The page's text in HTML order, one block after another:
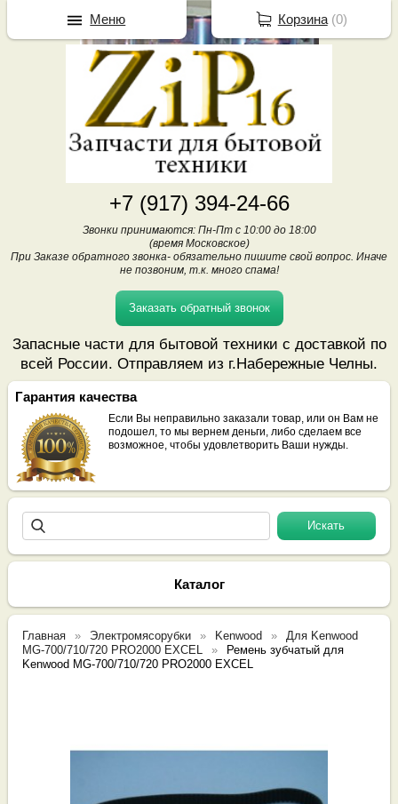
+7 (917) 394-24-66
Звонки принимаются: Пн-Пт с 10:00 до 18:00
(время Московское)
При Заказе обратного звонка- обязательно пишите свой вопрос. Иначе
не позвоним, т.к. много спама!
Заказать обратный звонок
Запасные части для бытовой техники с доставкой по
всей России. Отправляем из г.Набережные Челны.
Гарантия качества
Если Вы неправильно заказали товар, или он Вам не
подошел, то мы вернем деньги, либо сделаем все
возможное, чтобы удовлетворить Ваши нужды.
Каталог
Главная Электромясорубки Kenwood
Для Kenwood
MG-700/710/720 PRO2000 EXCEL
Ремень зубчатый для
Kenwood MG-700/710/720 PRO2000 EXCEL
Корзина(0)
Меню